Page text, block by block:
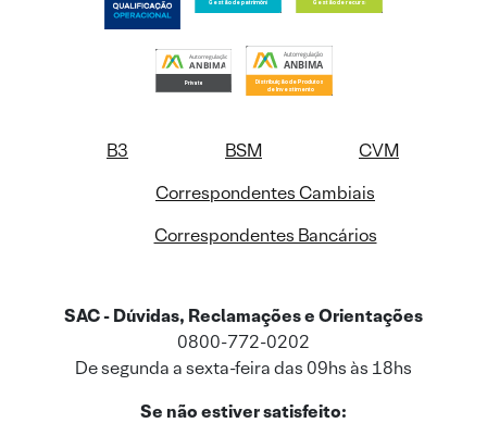
B3 BSM
CVM
Correspondentes Cambiais
Correspondentes Bancários
SAC - Dúvidas, Reclamações e Orientações
0800-772-0202
De segunda a sexta-feira das 09hs às 18hs
Se não estiver satisfeito: